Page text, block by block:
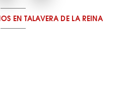
EN TALAVERA DE LA REINA